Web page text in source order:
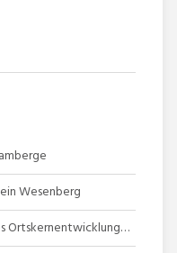
Wesenberg
Fortschreibung Gemeinsames Ortskernentwicklungskonzept Norderbrarup